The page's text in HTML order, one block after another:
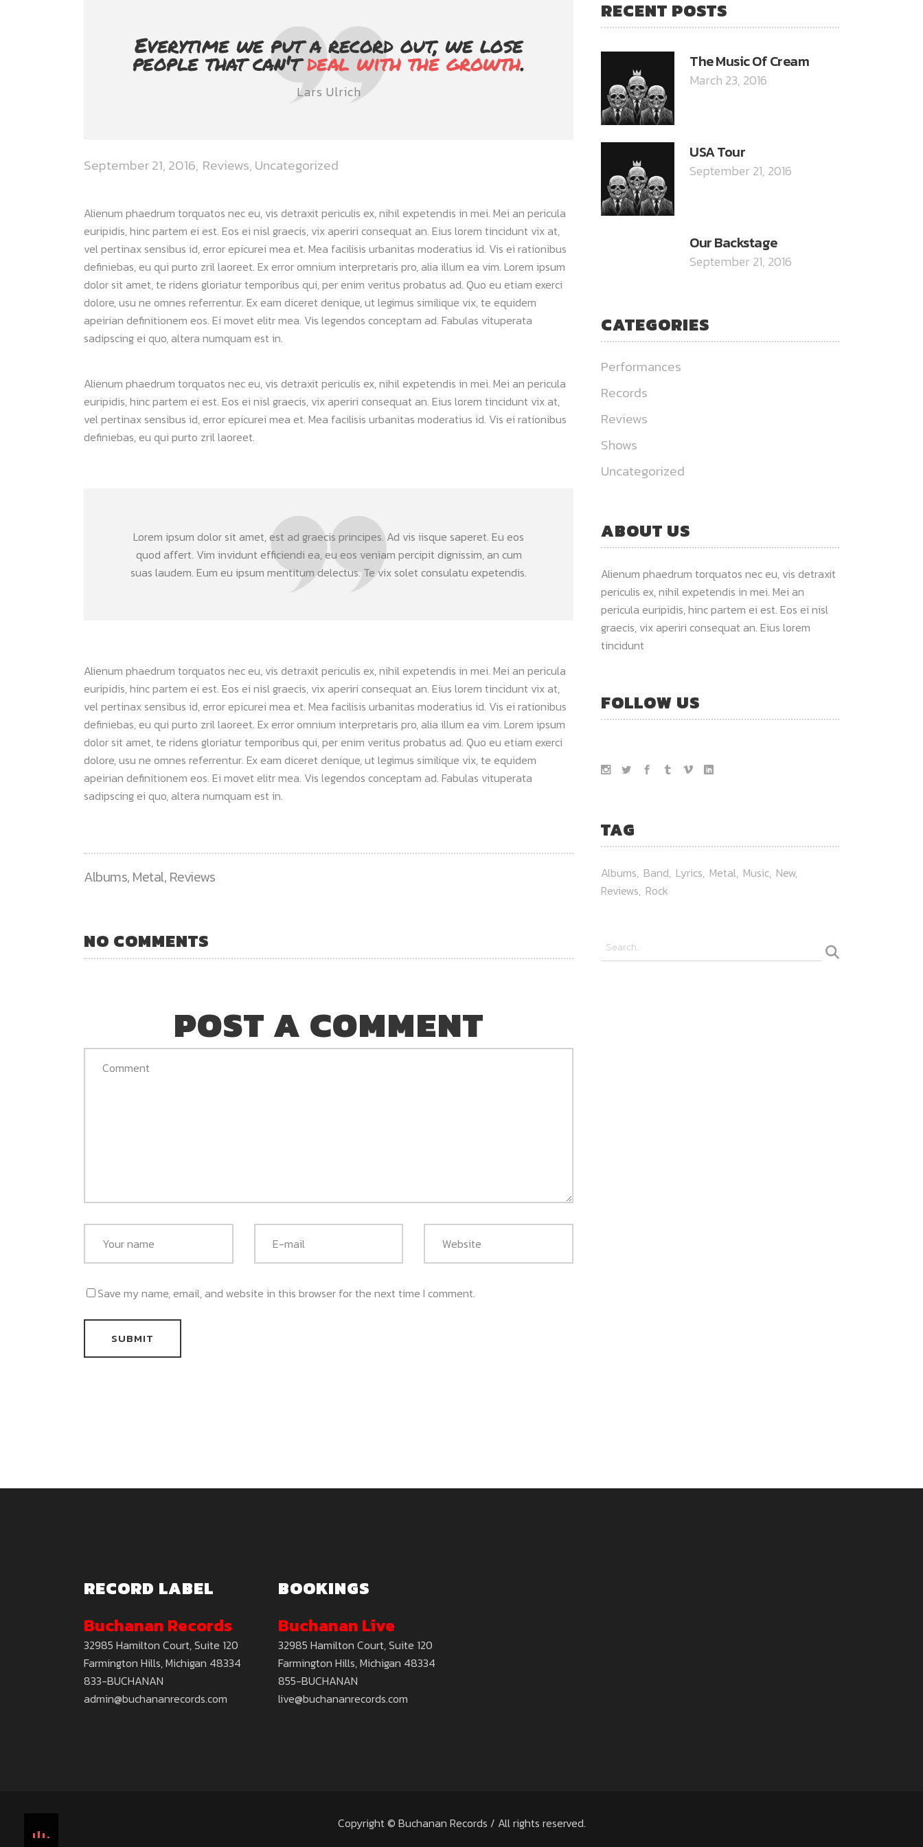
Everytime we put a record out, we lose
people that can'tdeal with the growth.
Lars Ulrich
September 21, 2016 Reviews, Uncategorized
Alienum phaedrum torquatos nec eu, vis detraxit periculis ex, nihil expetendis in mei. Mei an pericula
euripidis, hinc partem ei est. Eos ei nisl graecis, vix aperiri consequat an. Eius lorem tincidunt vix at,
vel pertinax sensibus id, error epicurei mea et. Mea facilisis urbanitas moderatius id. Vis ei rationibus
definiebas, eu qui purto zril laoreet. Ex error omnium interpretaris pro, alia illum ea vim. Lorem ipsum
dolor sit amet, te ridens gloriatur temporibus qui, per enim veritus probatus ad. Quo eu etiam exerci
dolore, usu ne omnes referrentur. Ex eam diceret denique, ut legimus similique vix, te equidem
apeirian definitionem eos. Ei movet elitr mea. Vis legendos conceptam ad. Fabulas vituperata
sadipscing ei quo, altera numquam est in.
Alienum phaedrum torquatos nec eu, vis detraxit periculis ex, nihil expetendis in mei. Mei an pericula
euripidis, hinc partem ei est. Eos ei nisl graecis, vix aperiri consequat an. Eius lorem tincidunt vix at,
vel pertinax sensibus id, error epicurei mea et. Mea facilisis urbanitas moderatius id. Vis ei rationibus
definiebas, eu qui purto zril laoreet.
Lorem ipsum dolor sit amet, est ad graecis principes. Ad vis iisque saperet. Eu eos
quod affert. Vim invidunt efficiendi ea, eu eos veniam percipit dignissim, an cum
suas laudem. Eum eu ipsum mentitum delectus. Te vix solet consulatu expetendis.
Alienum phaedrum torquatos nec eu, vis detraxit periculis ex, nihil expetendis in mei. Mei an pericula
euripidis, hinc partem ei est. Eos ei nisl graecis, vix aperiri consequat an. Eius lorem tincidunt vix at,
vel pertinax sensibus id, error epicurei mea et. Mea facilisis urbanitas moderatius id. Vis ei rationibus
definiebas, eu qui purto zril laoreet. Ex error omnium interpretaris pro, alia illum ea vim. Lorem ipsum
dolor sit amet, te ridens gloriatur temporibus qui, per enim veritus probatus ad. Quo eu etiam exerci
dolore, usu ne omnes referrentur. Ex eam diceret denique, ut legimus similique vix, te equidem
apeirian definitionem eos. Ei movet elitr mea. Vis legendos conceptam ad. Fabulas vituperata
sadipscing ei quo, altera numquam est in.
Albums, Metal, Reviews
NO COMMENTS
POST A COMMENT
Save my name, email, and website in this browser for the next time I comment.
RECENT POSTS
The Music Of Cream
March 23, 2016
USA Tour
September 21, 2016
Our Backstage
September 21, 2016
CATEGORIES
Performances
Records
Reviews
Shows
Uncategorized
ABOUT US
Alienum phaedrum torquatos nec eu, vis detraxit
periculis ex, nihil expetendis in mei. Mei an
pericula euripidis, hinc partem ei est. Eos ei nisl
graecis, vix aperiri consequat an. Eius lorem
tincidunt
FOLLOW US
TAG
Albums Band Lyrics Metal Music New
Reviews Rock
RECORD LABEL
Buchanan Records
32985 Hamilton Court, Suite 120
Farmington Hills, Michigan 48334
833-BUCHANAN
admin@buchananrecords.com
BOOKINGS
Buchanan Live
32985 Hamilton Court, Suite 120
Farmington Hills, Michigan 48334
855-BUCHANAN
live@buchananrecords.com
Copyright © Buchanan Records / All rights reserved.